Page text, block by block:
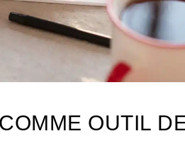
OUTIL